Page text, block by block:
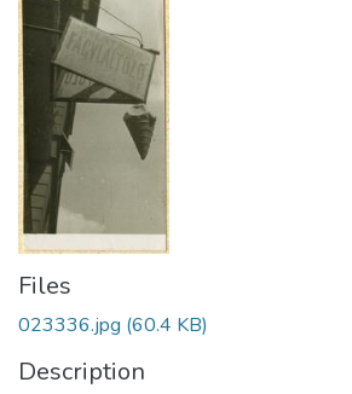
Files
023336.jpg (60.4 KB)
Description